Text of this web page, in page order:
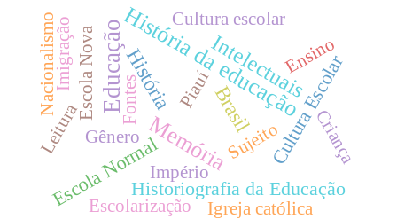
EducaçãoHistória da educação
Memória
Intelectuais
História Brasil Cultura Escolar
Escola NormalHistoriografia da Educação
Império
Gênero
Escolarização
Cultura escolar
Escola Nova
Leitura Sujeito
Fontes Piauí
Ensino
NacionalismoImigração
Igreja católica
Criança